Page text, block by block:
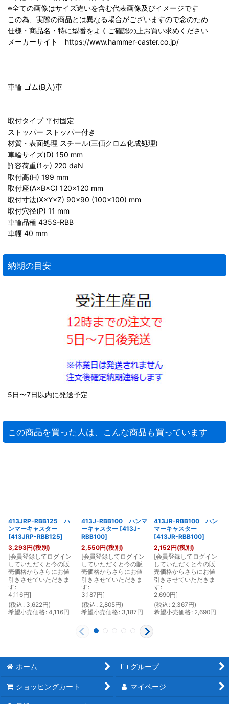
※全ての画像はサイズ違いを含む代表画像及びイメージです
この為、実際の商品とは異なる場合がございますので念のため
仕様・商品名・特に型番をよくご確認の上お買い求めください
メーカーサイト https://www.hammer-caster.co.jp/
車輪 ゴム(B入)車
取付タイプ 平付固定
ストッパー ストッパー付き
材質・表面処理 スチール(三価クロム化成処理)
車輪サイズ(D) 150 mm
許容荷重(1ヶ) 220 daN
取付高(H) 199 mm
取付座(A×B×C) 120×120 mm
取付寸法(X×Y×Z) 90×90 (100×100) mm
取付穴径(P) 11 mm
車輪品種 435S-RBB
車幅 40 mm
納期の目安
5日〜7日以内に発送予定
この商品を買った人は、こんな商品も買っています
413JRP-RBB125 ハ
ンマーキャスター
[413JRP-RBB125]
3,293円(税別)
[会員登録してログイン
していただくと今の販
売価格からさらにお値
引きさせていただきま
す :
4,116円]
(税込 : 3,622円)
希望小売価格: 4,116円
413J-RBB100 ハンマ
ーキャスター [413J-
RBB100]
2,550円(税別)
[会員登録してログイン
していただくと今の販
売価格からさらにお値
引きさせていただきま
す :
3,187円]
(税込 : 2,805円)
希望小売価格: 3,187円
413JR-RBB100 ハン
マーキャスター
[413JR-RBB100]
2,152円(税別)
[会員登録してログイン
していただくと今の販
売価格からさらにお値
引きさせていただきま
す :
2,690円]
(税込 : 2,367円)
希望小売価格: 2,690円
ホーム グループ
ショッピングカート マイページ